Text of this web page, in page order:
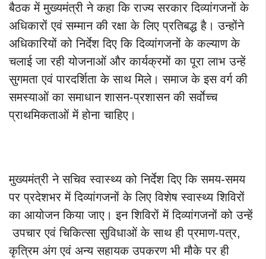
बैठक में मुख्यमंत्री ने कहा कि राज्य सरकार दिव्यांगजनों के
अधिकारों एवं सम्मान की रक्षा के लिए प्रतिबद्ध है। उन्होंने
अधिकारियों को निर्देश दिए कि दिव्यांगजनों के कल्याण के
चलाई जा रही योजनाओं और कार्यक्रमों का पूरा लाभ उन्हें
सुगमता एवं पारदर्शिता के साथ मिले। समाज के इस वर्ग की
समस्याओं का समाधान शासन-प्रशासन की सर्वाेच्च
प्राथमिकताओं में होना चाहिए।
मुख्यमंत्री ने सचिव स्वास्थ्य को निर्देश दिए कि समय-समय
पर प्रदेशभर में दिव्यांगजनों के लिए विशेष स्वास्थ्य शिविरों
का आयोजन किया जाए। इन शिविरों में दिव्यांगजनों को उन्हें
उपचार एवं चिकित्सा सुविधाओं के साथ ही प्रमाण-पत्र,
कृत्रिम अंग एवं अन्य सहायक उपकरण भी मौके पर ही